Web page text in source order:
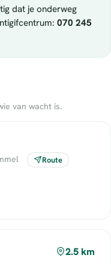
dat je onderweg
070 245
van wacht is.
Route
2.5 km